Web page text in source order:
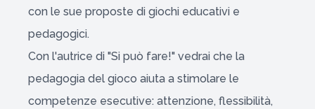
con le sue proposte di giochi educativi e
pedagogici.
Con l'autrice di "Si può fare!" vedrai che la
pedagogia del gioco aiuta a stimolare le
competenze esecutive: attenzione, flessibilità,